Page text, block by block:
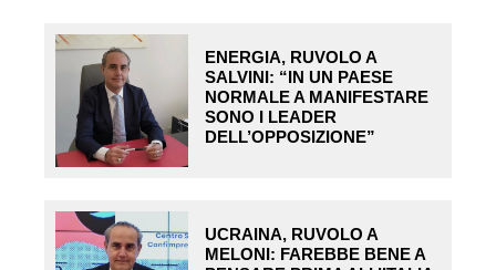
ENERGIA, RUVOLO A
SALVINI: “IN UN PAESE
NORMALE A MANIFESTARE
SONO I LEADER
DELL’OPPOSIZIONE”
UCRAINA, RUVOLO A
MELONI: FAREBBE BENE A